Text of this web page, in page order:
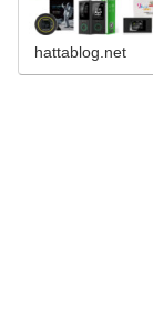
hattablog.net